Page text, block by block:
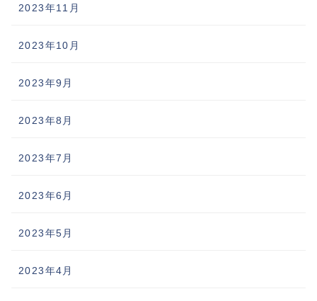
2023年11月
2023年10月
2023年9月
2023年8月
2023年7月
2023年6月
2023年5月
2023年4月